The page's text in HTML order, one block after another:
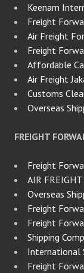
Keenam
Freight
Air Freight
Freight
Affordable
Air Freight
Customs
Overseas
FREIGHT
Freight
AIR FREIGHT
Overseas
Freight
Freight
Shipping
International
Freight